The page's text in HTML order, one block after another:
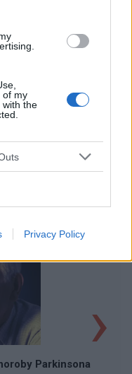
of my
with the
Privacy Policy
Parkinsona
›